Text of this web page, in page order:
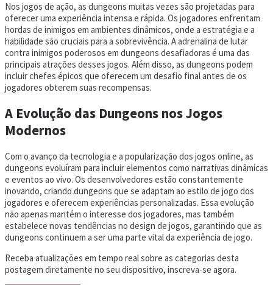
Nos jogos de ação, as dungeons muitas vezes são projetadas para
oferecer uma experiência intensa e rápida. Os jogadores enfrentam
hordas de inimigos em ambientes dinâmicos, onde a estratégia e a
habilidade são cruciais para a sobrevivência. A adrenalina de lutar
contra inimigos poderosos em dungeons desafiadoras é uma das
principais atrações desses jogos. Além disso, as dungeons podem
incluir chefes épicos que oferecem um desafio final antes de os
jogadores obterem suas recompensas.
A Evolução das Dungeons nos Jogos
Modernos
Com o avanço da tecnologia e a popularização dos jogos online, as
dungeons evoluíram para incluir elementos como narrativas dinâmicas
e eventos ao vivo. Os desenvolvedores estão constantemente
inovando, criando dungeons que se adaptam ao estilo de jogo dos
jogadores e oferecem experiências personalizadas. Essa evolução
não apenas mantém o interesse dos jogadores, mas também
estabelece novas tendências no design de jogos, garantindo que as
dungeons continuem a ser uma parte vital da experiência de jogo.
Receba atualizações em tempo real sobre as categorias desta
postagem diretamente no seu dispositivo, inscreva-se agora.